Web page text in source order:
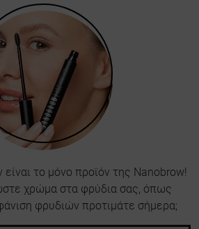
το μόνο προϊόν της Nanobrow!
χρώμα στα φρύδια σας, όπως
φρυδιών προτιμάτε σήμερα;